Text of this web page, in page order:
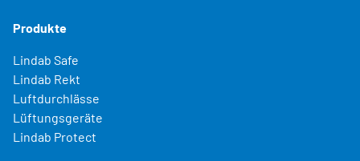
Produkte
Lindab Safe
Lindab Rekt
Luftdurchlässe
Lüftungsgeräte
Lindab Protect